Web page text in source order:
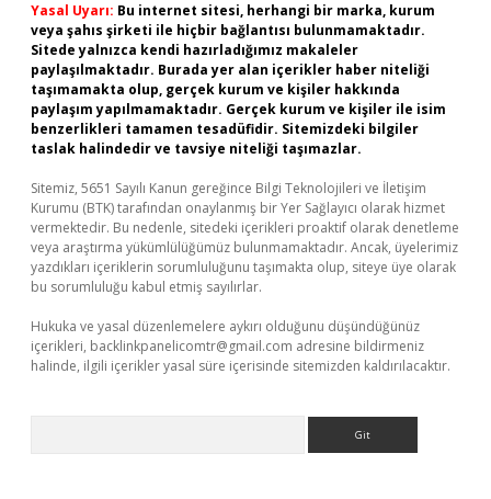
Yasal Uyarı: Bu internet sitesi, herhangi bir marka, kurum
veya şahıs şirketi ile hiçbir bağlantısı bulunmamaktadır.
Sitede yalnızca kendi hazırladığımız makaleler
paylaşılmaktadır. Burada yer alan içerikler haber niteliği
taşımamakta olup, gerçek kurum ve kişiler hakkında
paylaşım yapılmamaktadır. Gerçek kurum ve kişiler ile isim
benzerlikleri tamamen tesadüfidir. Sitemizdeki bilgiler
taslak halindedir ve tavsiye niteliği taşımazlar.
Sitemiz, 5651 Sayılı Kanun gereğince Bilgi Teknolojileri ve İletişim
Kurumu (BTK) tarafından onaylanmış bir Yer Sağlayıcı olarak hizmet
vermektedir. Bu nedenle, sitedeki içerikleri proaktif olarak denetleme
veya araştırma yükümlülüğümüz bulunmamaktadır. Ancak, üyelerimiz
yazdıkları içeriklerin sorumluluğunu taşımakta olup, siteye üye olarak
bu sorumluluğu kabul etmiş sayılırlar.
Hukuka ve yasal düzenlemelere aykırı olduğunu düşündüğünüz
içerikleri, backlinkpanelicomtr@gmail.com adresine bildirmeniz
halinde, ilgili içerikler yasal süre içerisinde sitemizden kaldırılacaktır.